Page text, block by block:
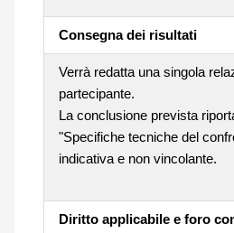
Consegna dei risultati
Verrà redatta una singola
partecipante.
La conclusione prevista
"Specifiche tecniche del
indicativa e non vincolante.
Diritto applicabile e foro